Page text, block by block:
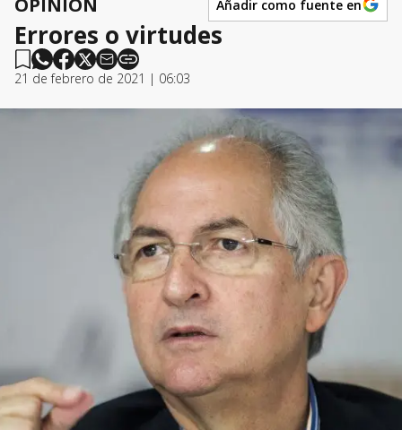
Añadir como fuente en
Errores o virtudes
21 de febrero de 2021 | 06:03